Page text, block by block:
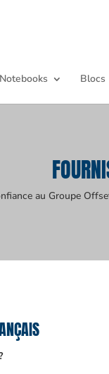
Notebooks Blocs
au Groupe